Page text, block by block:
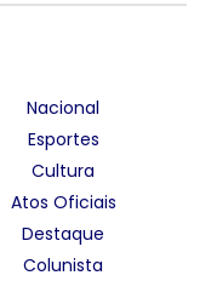
Nacional
Esportes
Cultura
Atos Oficiais
Destaque
Colunista